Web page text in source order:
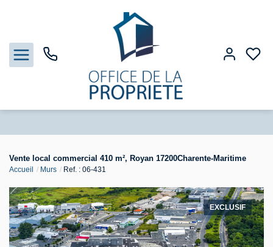
Biens vendus
Estimation
Gestion
Vente local commercial 410 m², Royan 17200Charente-Maritime
Accueil Murs Ref. : 06-431
EXCLUSIF